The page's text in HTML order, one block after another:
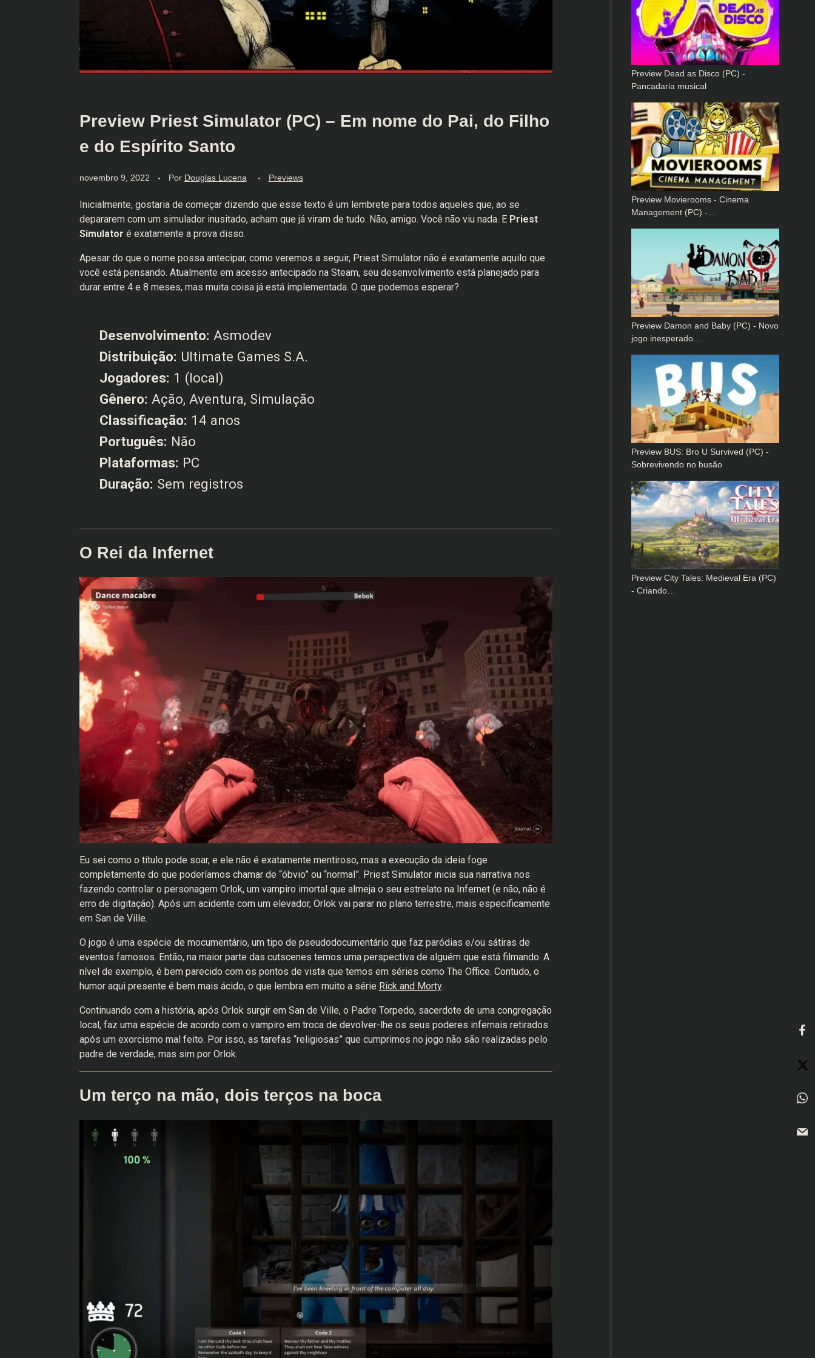
Preview Priest Simulator (PC) – Em nome do Pai, do Filho
e do Espírito Santo
novembro 9, 2022 Por Douglas Lucena Previews
Inicialmente, gostaria de começar dizendo que esse texto é um lembrete para todos aqueles que, ao se
depararem com um simulador inusitado, acham que já viram de tudo. Não, amigo. Você não viu nada. E Priest
Simulator é exatamente a prova disso.
Apesar do que o nome possa antecipar, como veremos a seguir, Priest Simulator não é exatamente aquilo que
você está pensando. Atualmente em acesso antecipado na Steam, seu desenvolvimento está planejado para
durar entre 4 e 8 meses, mas muita coisa já está implementada. O que podemos esperar?
Desenvolvimento: Asmodev
Distribuição: Ultimate Games S.A.
Jogadores: 1 (local)
Gênero: Ação, Aventura, Simulação
Classificação: 14 anos
Português: Não
Plataformas: PC
Duração: Sem registros
O Rei da Infernet
Eu sei como o título pode soar, e ele não é exatamente mentiroso, mas a execução da ideia foge
completamente do que poderíamos chamar de “óbvio” ou “normal”. Priest Simulator inicia sua narrativa nos
fazendo controlar o personagem Orlok, um vampiro imortal que almeja o seu estrelato na Infernet (e não, não é
erro de digitação). Após um acidente com um elevador, Orlok vai parar no plano terrestre, mais especificamente
em San de Ville.
O jogo é uma espécie de mocumentário, um tipo de pseudodocumentário que faz paródias e/ou sátiras de
eventos famosos. Então, na maior parte das cutscenes temos uma perspectiva de alguém que está filmando. A
nível de exemplo, é bem parecido com os pontos de vista que temos em séries como The Office. Contudo, o
humor aqui presente é bem mais ácido, o que lembra em muito a série Rick and Morty.
Continuando com a história, após Orlok surgir em San de Ville, o Padre Torpedo, sacerdote de uma congregação
local, faz uma espécie de acordo com o vampiro em troca de devolver-lhe os seus poderes infernais retirados
após um exorcismo mal feito. Por isso, as tarefas “religiosas” que cumprimos no jogo não são realizadas pelo
padre de verdade, mas sim por Orlok.
Um terço na mão, dois terços na boca
Preview Dead as Disco (PC) -
Pancadaria musical
Preview Movierooms - Cinema
Management (PC) -…
Preview Damon and Baby (PC) - Novo
jogo inesperado…
Preview BUS: Bro U Survived (PC) -
Sobrevivendo no busão
Preview City Tales: Medieval Era (PC)
- Criando…